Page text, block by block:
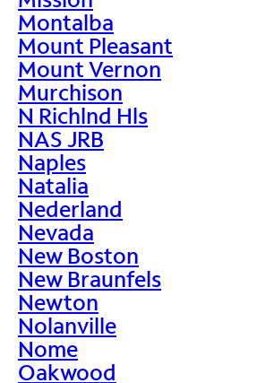
Montalba
Mount Pleasant
Mount Vernon
Murchison
N Richlnd Hls
NAS JRB
Naples
Natalia
Nederland
Nevada
New Boston
New Braunfels
Newton
Nolanville
Nome
Oakwood